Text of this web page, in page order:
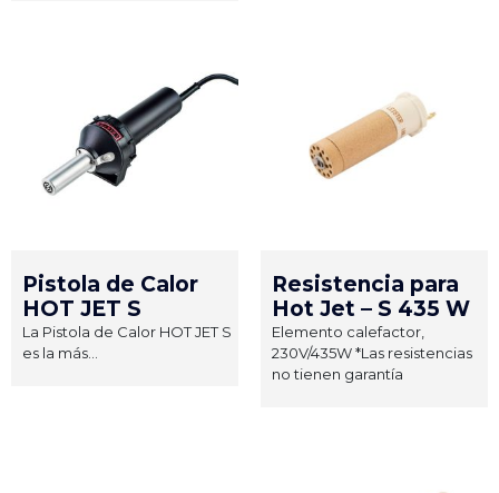
Pistola de Calor
HOT JET S
La Pistola de Calor HOT JET S
es la más...
Resistencia para
Hot Jet – S 435 W
Elemento calefactor,
230V/435W *Las resistencias
no tienen garantía